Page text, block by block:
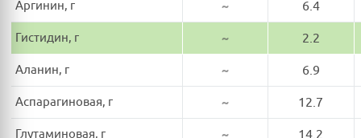
Аргинин, г ~ 6.4
Гистидин, г ~ 2.2
Аланин, г ~ 6.9
Аспарагиновая, г ~ 12.7
Глутаминовая, г ~ 14.2